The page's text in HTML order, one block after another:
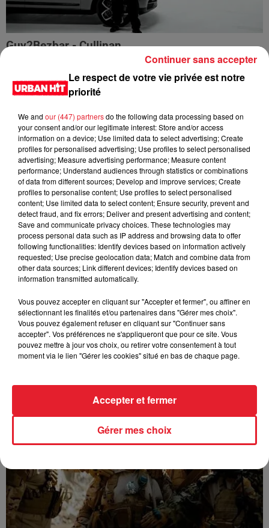
Guy2Bezbar - Cullinan
HIMRA, NINHO, NO PAIN NO GAIN - DANS LE DOS
GUIZMO - T’CHALLA
Le respect de votre vie privée est notre
priorité
We and our (447) partnersdo the following data processing based on
your consent and/or our legitimate interest: Store and/or access
information on a device; Use limited data to select advertising; Create
profiles for personalised advertising; Use profiles to select personalised
advertising; Measure advertising performance; Measure content
performance; Understand audiences through statistics or combinations
of data from different sources; Develop and improve services; Create
profiles to personalise content; Use profiles to select personalised
content; Use limited data to select content; Ensure security, prevent and
detect fraud, and fix errors; Deliver and present advertising and content;
Save and communicate privacy choices. These technologies may
process personal data such as IP address and browsing data to offer
following functionalities: Identify devices based on information actively
requested; Use precise geolocation data; Match and combine data from
other data sources; Link different devices; Identify devices based on
information transmitted automatically.
Vous pouvez accepter en cliquant sur "Accepter et fermer", ou affiner en
sélectionnant les finalités et/ou partenaires dans "Gérer mes choix".
Vous pouvez également refuser en cliquant sur "Continuer sans
accepter". Vos préférences ne s'appliqueront que pour ce site. Vous
pouvez mettre à jour vos choix, ou retirer votre consentement à tout
moment via le lien "Gérer les cookies" situé en bas de chaque page.
Gérer mes choix
Accepter et fermer
Continuer sans accepter